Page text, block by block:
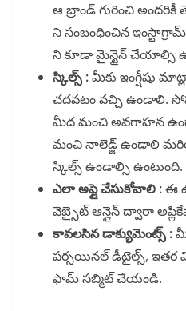
ఆ బ్రాండ్ గురించి
ని సంబంధించిన
ని కూడా మైన్టైన్ చేయాల్సి
స్కిల్స్ :మీకు ఇంగ్షీషు
చదవటం వచ్చి
మీద మంచి అవగాహన
మంచి నాలెడ్జ్ ఉండాలి
స్కిల్స్ ఉండాల్సి ఉంటుంది.
ఎలా అప్లై చేసుకోవాలి :ఈ
వెబ్సైట్ ఆన్లైన్ ద్వారా
కావలసిన డాక్యుమెంట్స్ :
పర్సయినల్ డీటైల్స్, ఇతర
ఫామ్ సబ్మిట్ చేయండి.